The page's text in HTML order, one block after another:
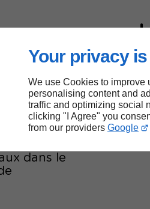
Your privacy
We use Cookies to improve
personalising content and
traffic and optimizing social
clicking "I Agree" you
from our providers Google
dans le